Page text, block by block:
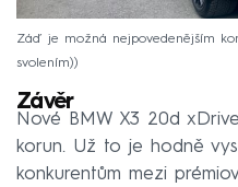
Záď je možná nejpovedenějším
svolením)
Závěr
Nové BMW X3 20d
korun. Už to je hodně
konkurentům mezi